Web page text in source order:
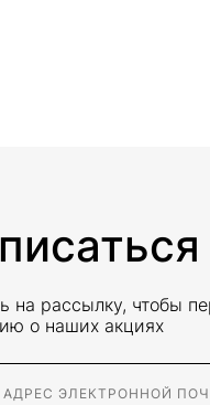
на рассылку, чтобы
о наших акциях